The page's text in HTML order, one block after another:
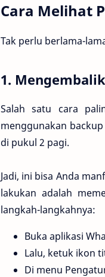
Cara Melihat
Tak perlu berlama-
1.
Salah satu cara
menggunakan
di pukul 2 pagi.
Jadi, ini bisa Anda
lakukan adalah
langkah-langkahnya:
Buka aplikasi
Lalu, ketuk ikon
Di menu